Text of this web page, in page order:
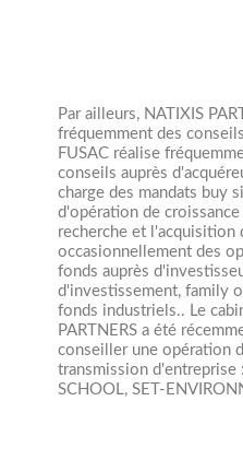
Par ailleurs, NATIXIS
fréquemment des
FUSAC réalise
conseils auprès
charge des mandats buy
d'opération de
recherche et l'acquisition
occasionnellement des
fonds auprès
d'investissement, family
fonds industriels.. Le
PARTNERS a été
conseiller une opération
transmission d'entreprise
SCHOOL, SET-